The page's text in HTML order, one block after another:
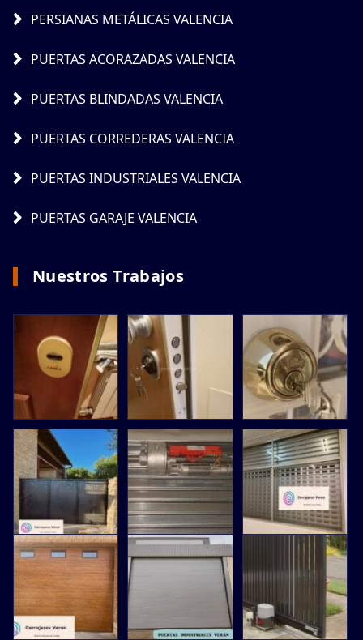
PERSIANAS METÁLICAS VALENCIA
PUERTAS ACORAZADAS VALENCIA
PUERTAS BLINDADAS VALENCIA
PUERTAS CORREDERAS VALENCIA
PUERTAS INDUSTRIALES VALENCIA
PUERTAS GARAJE VALENCIA
Nuestros Trabajos